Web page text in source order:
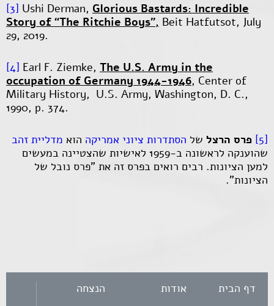
[3] Ushi Derman, Glorious Bastards: Incredible
Story of “The Ritchie Boys”, Beit Hatfutsot, July
29, 2019.
[4] Earl F. Ziemke, The U.S. Army in the
occupation of Germany 1944-1946, Center of
Military History, U.S. Army, Washington, D. C.,
1990, p. 374.
[5] פרס הרצל של הסתדרות ציוני אמריקה הוא מדליית זהב
שהוענקה לראשונה ב-1959 לאישיות שהצטיינה במעשים
למען הציונות. רבים רואים בפרס זה את "פרס נובל של
הציונות".
דף הבית אודות הנצחה